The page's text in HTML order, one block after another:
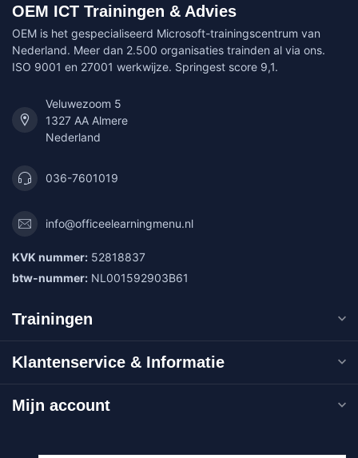
OEM ICT Trainingen & Advies
OEM is het gespecialiseerd Microsoft-trainingscentrum van
Nederland. Meer dan 2.500 organisaties trainden al via ons.
ISO 9001 en 27001 werkwijze. Springest score 9,1.
Veluwezoom 5
1327 AA Almere
Nederland
036-7601019
info@officeelearningmenu.nl
KVK nummer: 52818837
btw-nummer: NL001592903B61
Trainingen
Klantenservice & Informatie
Mijn account